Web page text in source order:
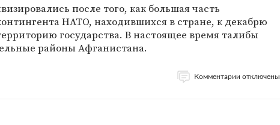
после того, как большая часть
НАТО, находившихся в стране, к декабрю
государства. В настоящее время талибы
районы Афганистана.
Комментарии отключены